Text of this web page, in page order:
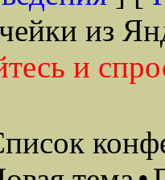
из
и